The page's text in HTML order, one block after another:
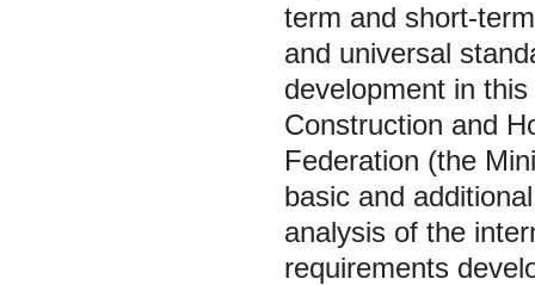
term and short-
and universal
development in
Construction and
Federation (the
basic and
analysis of the
requirements